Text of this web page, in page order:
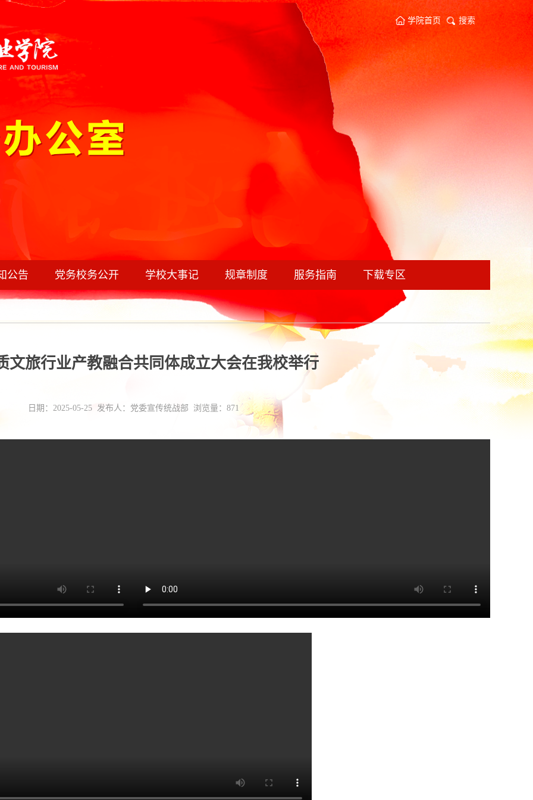
学院首页 搜索
公告 党务校务公开 学校大事记 规章制度 服务指南 下载专区
文旅行业产教融合共同体成立大会在我校举行
日期：2025-05-25 发布人：党委宣传统战部 浏览量： 871